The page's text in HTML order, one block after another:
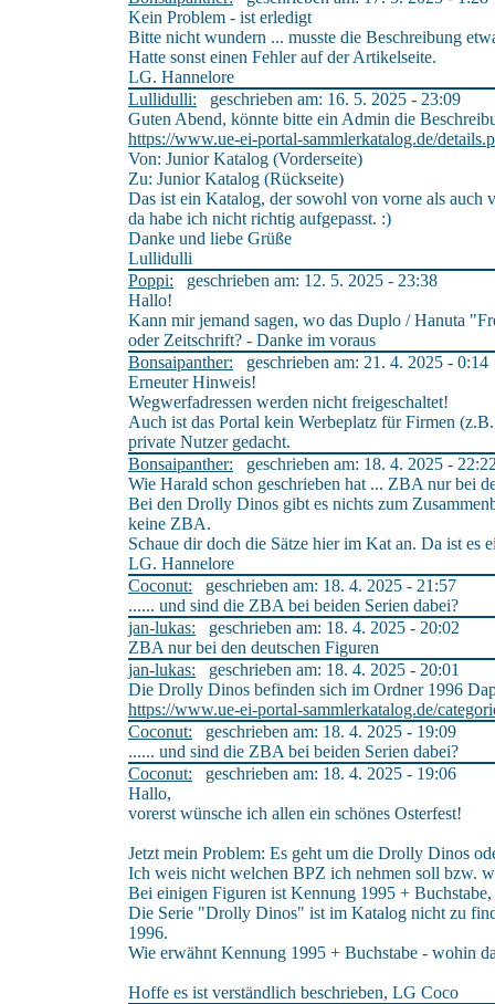
Kein Problem - ist erledigt
Bitte nicht wundern ... musste die Beschreibung
Hatte sonst einen Fehler auf der Artikelseite.
LG. Hannelore
Lullidulli: geschrieben am: 16. 5. 2025 - 23:09
Guten Abend, könnte bitte ein Admin die
https://www.ue-ei-portal-sammlerkatalog.de/
Von: Junior Katalog (Vorderseite)
Zu: Junior Katalog (Rückseite)
Das ist ein Katalog, der sowohl von vorne als auch
da habe ich nicht richtig aufgepasst. :)
Danke und liebe Grüße
Lullidulli
Poppi: geschrieben am: 12. 5. 2025 - 23:38
Hallo!
Kann mir jemand sagen, wo das Duplo / Hanuta
oder Zeitschrift? - Danke im voraus
Bonsaipanther: geschrieben am: 21. 4. 2025 - 0:14
Erneuter Hinweis!
Wegwerfadressen werden nicht freigeschaltet!
Auch ist das Portal kein Werbeplatz für Firmen
private Nutzer gedacht.
Bonsaipanther: geschrieben am: 18. 4. 2025 -
Wie Harald schon geschrieben hat ... ZBA nur bei
Bei den Drolly Dinos gibt es nichts zum
keine ZBA.
Schaue dir doch die Sätze hier im Kat an. Da ist es
LG. Hannelore
Coconut: geschrieben am: 18. 4. 2025 - 21:57
...... und sind die ZBA bei beiden Serien dabei?
jan-lukas: geschrieben am: 18. 4. 2025 - 20:02
ZBA nur bei den deutschen Figuren
jan-lukas: geschrieben am: 18. 4. 2025 - 20:01
Die Drolly Dinos befinden sich im Ordner 1996
https://www.ue-ei-portal-sammlerkatalog.de/
Coconut: geschrieben am: 18. 4. 2025 - 19:09
...... und sind die ZBA bei beiden Serien dabei?
Coconut: geschrieben am: 18. 4. 2025 - 19:06
Hallo,
vorerst wünsche ich allen ein schönes Osterfest!
Jetzt mein Problem: Es geht um die Drolly Dinos
Ich weis nicht welchen BPZ ich nehmen soll bzw.
Bei einigen Figuren ist Kennung 1995 +
Die Serie "Drolly Dinos" ist im Katalog nicht zu
1996.
Wie erwähnt Kennung 1995 + Buchstabe - wohin
Hoffe es ist verständlich beschrieben, LG Coco